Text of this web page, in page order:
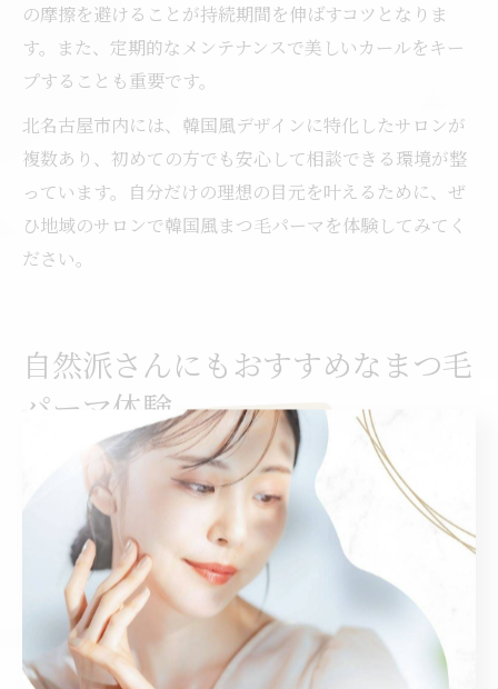
の摩擦を避けることが持続期間を伸ばすコツとなりま
す。また、定期的なメンテナンスで美しいカールをキー
プすることも重要です。
北名古屋市内には、韓国風デザインに特化したサロンが
複数あり、初めての方でも安心して相談できる環境が整
っています。自分だけの理想の目元を叶えるために、ぜ
ひ地域のサロンで韓国風まつ毛パーマを体験してみてく
ださい。
自然派さんにもおすすめなまつ毛
パーマ体験
自然派に合う韓国風まつ毛パーマの特徴と選び方
韓国風まつ毛パーマは、束感とナチュラルなカールが特
徴です。特に北名古屋市周辺では、自然な仕上がりを重
視する方に人気があります。韓国風のデザインは、まつ
毛一本一本が繊細に束になり、目元をやさしく際立たせ
ます。